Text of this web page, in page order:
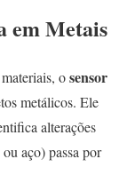
em Metais
osensor
metálicos. Ele
alterações
aço) passa por